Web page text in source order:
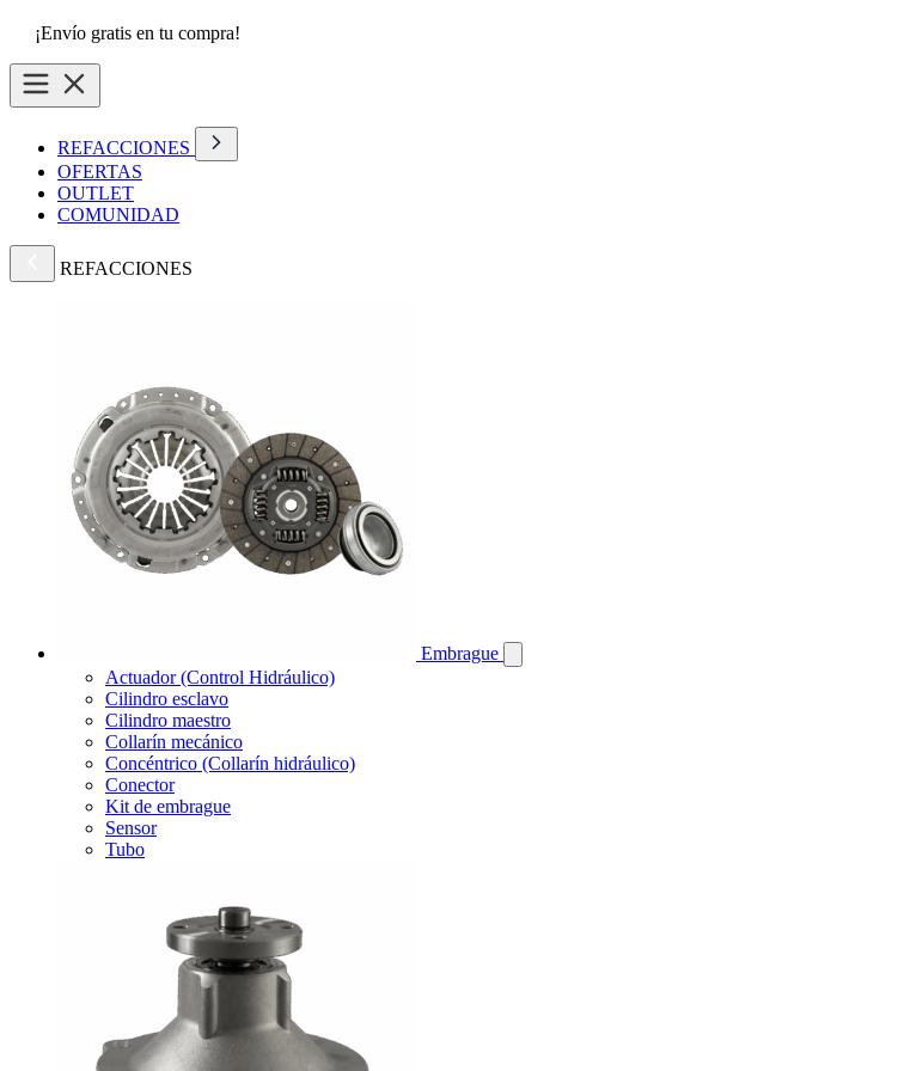
¡Envío gratis en tu compra!
REFACCIONES
OFERTAS
OUTLET
COMUNIDAD
REFACCIONES
Embrague
Actuador (Control Hidráulico)
Cilindro esclavo
Cilindro maestro
Collarín mecánico
Concéntrico (Collarín hidráulico)
Conector
Kit de embrague
Sensor
Tubo